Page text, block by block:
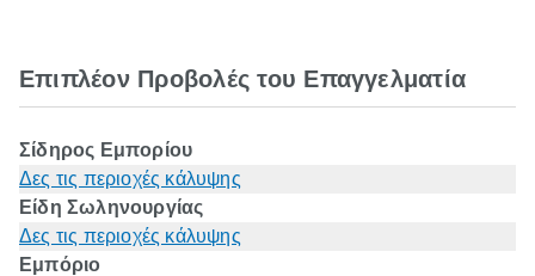
Επιπλέον Προβολές του Επαγγελματία
Σίδηρος Εμπορίου
Δες τις περιοχές κάλυψης
Είδη Σωληνουργίας
Δες τις περιοχές κάλυψης
Εμπόριο